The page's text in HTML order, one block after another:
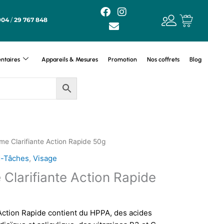
/29 767 848
F
a
c
e
o
I
t
g
E
n
v
e
o
Appareils & Mesures Promotion Nos coffrets Blog
Clarifiante Action Rapide 50g
Tâches, Visage
Action Rapide
Rapide contient du HPPA, des acides